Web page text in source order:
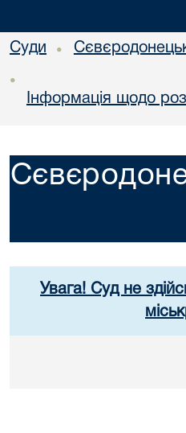
Суди •
•
Інформація щодо
Увага! Суд не